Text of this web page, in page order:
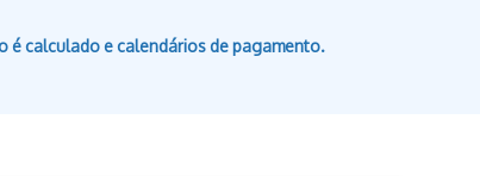
é calculado e calendários de pagamento.